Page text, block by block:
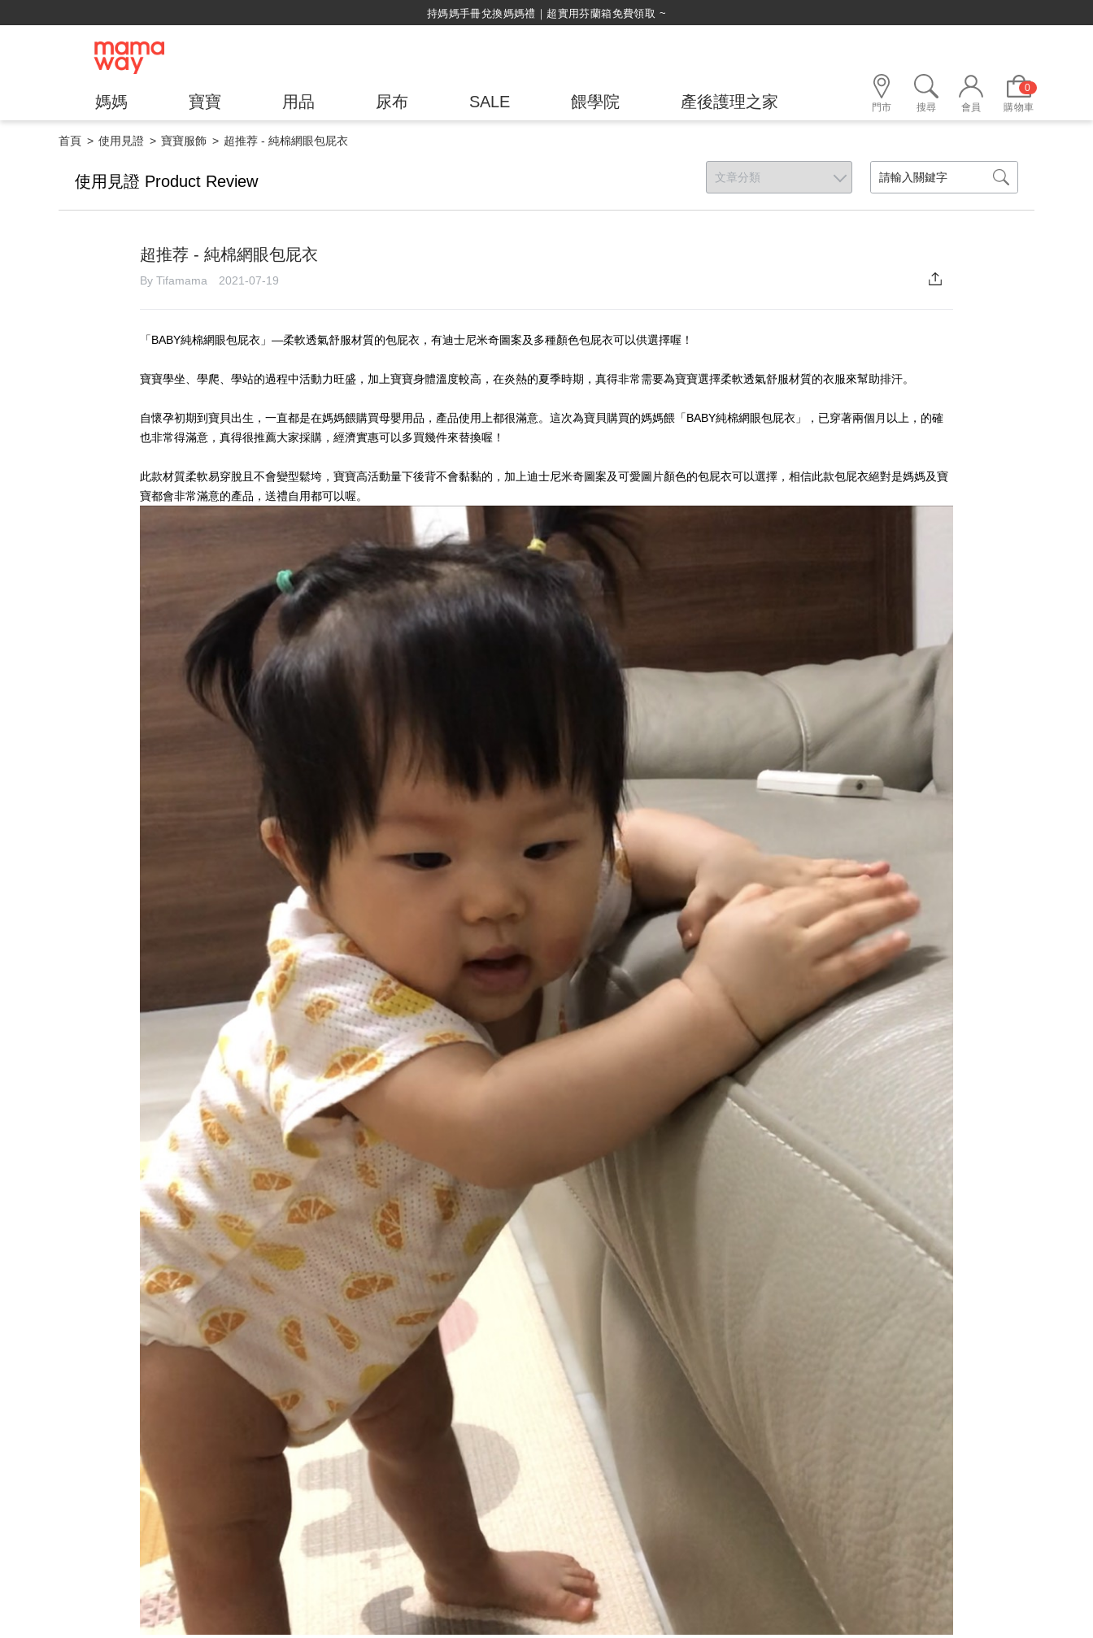
綁定LINE好友，500購物金立即折！
媽媽 寶寶 用品 尿布 SALE 餵學院 產後護理之家 門市 搜尋 會員
0
購物車
首頁 使用見證 寶寶服飾 超推荐 - 純棉網眼包屁衣
使用見證 Product Review
超推荐 - 純棉網眼包屁衣
By Tifamama 2021-07-19
「BABY純棉網眼包屁衣」—柔軟透氣舒服材質的包屁衣，有迪士尼米奇圖案及多種顏色包屁衣可以供選擇喔！
寶寶學坐、學爬、學站的過程中活動力旺盛，加上寶寶身體溫度較高，在炎熱的夏季時期，真得非常需要為寶寶選擇柔軟透氣舒服材質的衣服來幫助排汗。
自懷孕初期到寶貝出生，一直都是在媽媽餵購買母嬰用品，產品使用上都很滿意。這次為寶貝購買的媽媽餵「BABY純棉網眼包屁衣」，已穿著兩個月以上，的確
也非常得滿意，真得很推薦大家採購，經濟實惠可以多買幾件來替換喔！
此款材質柔軟易穿脫且不會變型鬆垮，寶寶高活動量下後背不會黏黏的，加上迪士尼米奇圖案及可愛圖片顏色的包屁衣可以選擇，相信此款包屁衣絕對是媽媽及寶
寶都會非常滿意的產品，送禮自用都可以喔。